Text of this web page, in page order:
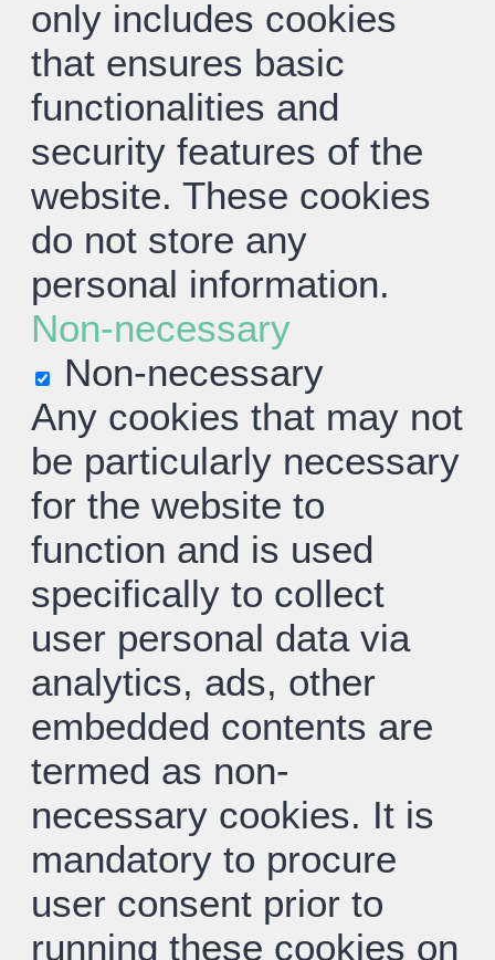
only includes cookies
that ensures basic
functionalities and
security features of the
website. These cookies
do not store any
personal information.
Non-necessary
Non-necessary
Any cookies that may not
be particularly necessary
for the website to
function and is used
specifically to collect
user personal data via
analytics, ads, other
embedded contents are
termed as non-
necessary cookies. It is
mandatory to procure
user consent prior to
running these cookies on